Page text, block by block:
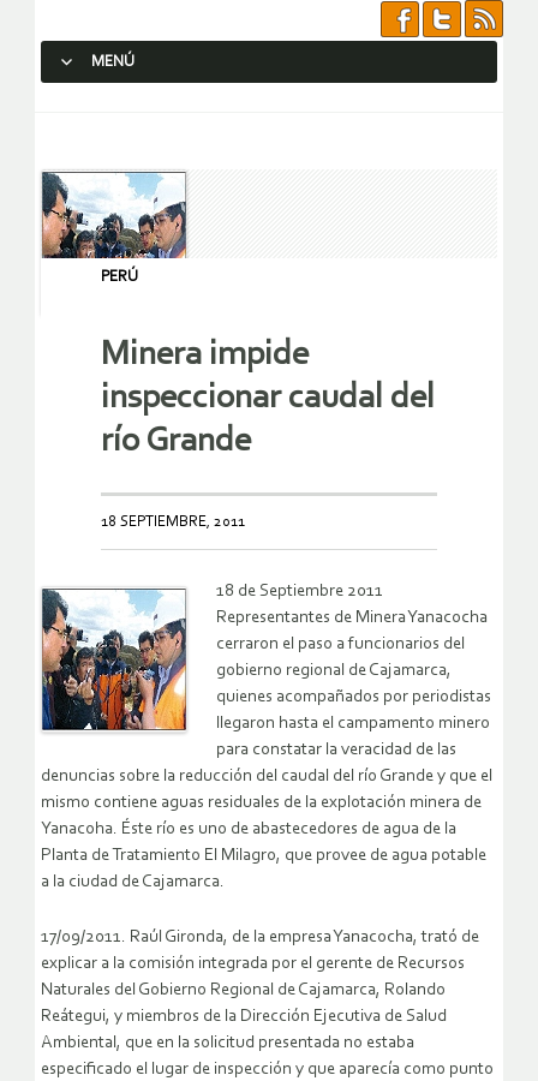
MENÚ
PERÚ
Minera impide
inspeccionar caudal del
río Grande
18 SEPTIEMBRE, 2011
18 de Septiembre 2011
Representantes de Minera Yanacocha
cerraron el paso a funcionarios del
gobierno regional de Cajamarca,
quienes acompañados por periodistas
llegaron hasta el campamento minero
para constatar la veracidad de las
denuncias sobre la reducción del caudal del río Grande y que el
mismo contiene aguas residuales de la explotación minera de
Yanacoha. Éste río es uno de abastecedores de agua de la
Planta de Tratamiento El Milagro, que provee de agua potable
a la ciudad de Cajamarca.
17/09/2011. Raúl Gironda, de la empresa Yanacocha, trató de
explicar a la comisión integrada por el gerente de Recursos
Naturales del Gobierno Regional de Cajamarca, Rolando
Reátegui, y miembros de la Dirección Ejecutiva de Salud
Ambiental, que en la solicitud presentada no estaba
especificado el lugar de inspección y que aparecía como punto